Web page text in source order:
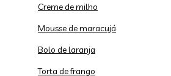
Creme de milho
Mousse de maracujá
Bolo de laranja
Torta de frango